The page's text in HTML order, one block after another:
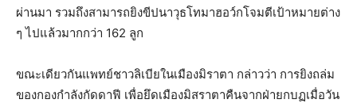
ผ่านมา รวมถึงสามารถยิงขีปนาวุธโทมาฮอว์กโจมตีเป้าหมายต่าง
ๆ ไปแล้วมากกว่า 162 ลูก
ขณะเดียวกันแพทย์ชาวลิเบียในเมืองมิราตา กล่าวว่า การยิงถล่ม
ของกองกำลังกัดดาฟี เพื่อยึดเมืองมิสราตาคืนจากฝ่ายกบฏเมื่อวัน